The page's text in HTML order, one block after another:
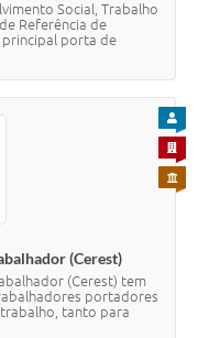
Social, Trabalho
Referência de
principal porta de
(Cerest)
(Cerest) tem
portadores
tanto para
PARA
PARA